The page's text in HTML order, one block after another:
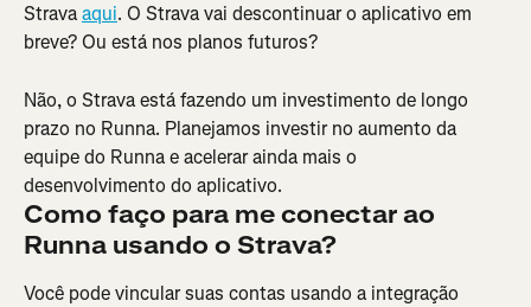
Strava aqui. O Strava vai descontinuar o aplicativo em
breve? Ou está nos planos futuros?
Não, o Strava está fazendo um investimento de longo
prazo no Runna. Planejamos investir no aumento da
equipe do Runna e acelerar ainda mais o
desenvolvimento do aplicativo.
Como faço para me conectar ao
Runna usando o Strava?
Você pode vincular suas contas usando a integração